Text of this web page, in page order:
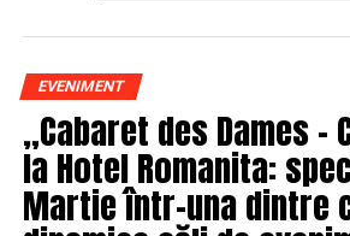
prezentă, cu numele tău și cu
public.
La Cluj-Napoca, sesiunile foto au
fotografi profesioniști:Valentina
(lightsun.ro) șiDeni Sîrb(DA
cu 18 ani de carieră în vânzări în
EVENIMENT
„Cabaret des Dames –
la Hotel Romanita:
Martie într-una dintre